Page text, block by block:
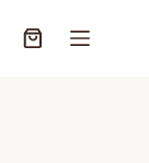
Carro